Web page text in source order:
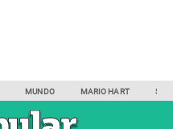
MUNDO MARIO HART